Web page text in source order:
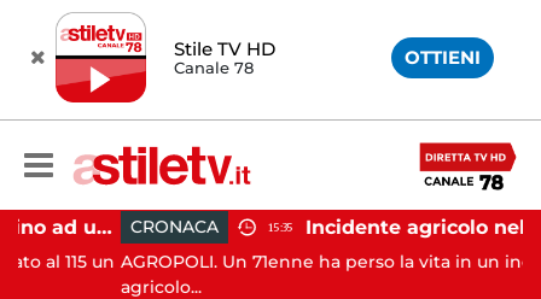
Stile TV HD
Canale 78 OTTIENI
Salerno, incendio vicino ad un traliccio: tempestivi i soccorsi
115 un
CRONACA 15:35
AGROPOLI. Un 71enne ha perso la vita in un incidente
agricolo...